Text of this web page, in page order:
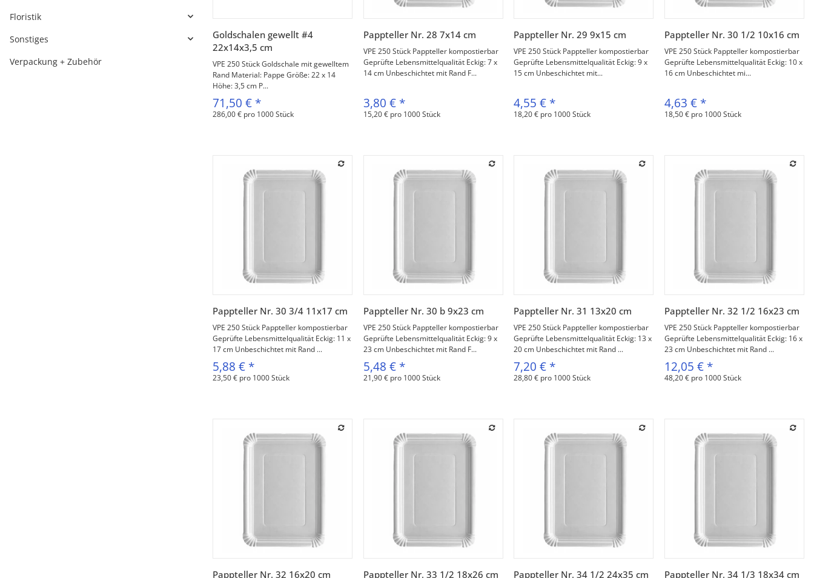
Vorschau
Goldschalen gewellt #4
22x14x3,5 cm
VPE 250 Stück Goldschale mit gewelltem
Rand Material: Pappe Größe: 22 x 14
Höhe: 3,5 cm P...
71,50 € *
286,00 € pro 1000 Stück
Vorschau
Pappteller Nr. 28 7x14 cm
VPE 250 Stück Pappteller kompostierbar
Geprüfte Lebensmittelqualität Eckig: 7 x
14 cm Unbeschichtet mit Rand F...
3,80 € *
15,20 € pro 1000 Stück
Vorschau
Pappteller Nr. 29 9x15 cm
VPE 250 Stück Pappteller kompostierbar
Geprüfte Lebensmittelqualität Eckig: 9 x
15 cm Unbeschichtet mit...
4,55 € *
18,20 € pro 1000 Stück
Vorschau
Pappteller Nr. 30 1/2 10x16 cm
VPE 250 Stück Pappteller kompostierbar
Geprüfte Lebensmittelqualität Eckig: 10 x
16 cm Unbeschichtet mi...
4,63 € *
18,50 € pro 1000 Stück
Vorschau
Pappteller Nr. 30 3/4 11x17 cm
VPE 250 Stück Pappteller kompostierbar
Geprüfte Lebensmittelqualität Eckig: 11 x
17 cm Unbeschichtet mit Rand ...
5,88 € *
23,50 € pro 1000 Stück
Vorschau
Pappteller Nr. 30 b 9x23 cm
VPE 250 Stück Pappteller kompostierbar
Geprüfte Lebensmittelqualität Eckig: 9 x
23 cm Unbeschichtet mit Rand F...
5,48 € *
21,90 € pro 1000 Stück
Vorschau
Pappteller Nr. 31 13x20 cm
VPE 250 Stück Pappteller kompostierbar
Geprüfte Lebensmittelqualität Eckig: 13 x
20 cm Unbeschichtet mit Rand ...
7,20 € *
28,80 € pro 1000 Stück
Vorschau
Pappteller Nr. 32 1/2 16x23 cm
VPE 250 Stück Pappteller kompostierbar
Geprüfte Lebensmittelqualität Eckig: 16 x
23 cm Unbeschichtet mit Rand ...
12,05 € *
48,20 € pro 1000 Stück
Vorschau
Pappteller Nr. 32 16x20 cm Vorschau
Pappteller Nr. 33 1/2 18x26 cm Vorschau
Pappteller Nr. 34 1/2 24x35 cm Vorschau
Pappteller Nr. 34 1/3 18x34 cm
Floristik
Sonstiges
Verpackung + Zubehör